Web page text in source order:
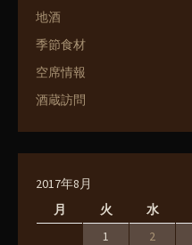
地酒
季節食材
空席情報
酒蔵訪問
2017年8月
月
火 水
1 2